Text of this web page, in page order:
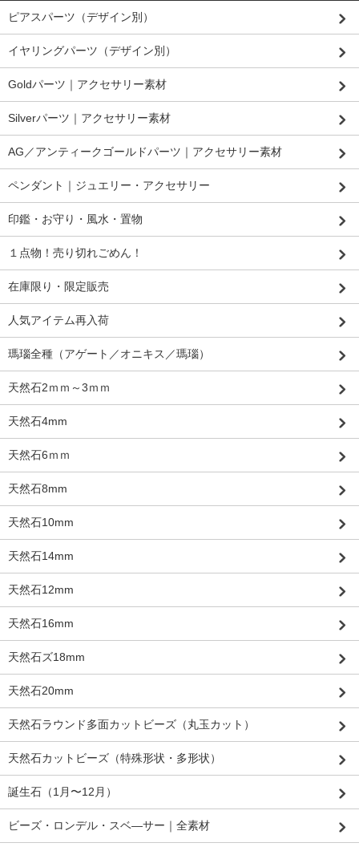
ピアスパーツ（デザイン別）
イヤリングパーツ（デザイン別）
Goldパーツ｜アクセサリー素材
Silverパーツ｜アクセサリー素材
AG／アンティークゴールドパーツ｜アクセサリー素材
ペンダント｜ジュエリー・アクセサリー
印鑑・お守り・風水・置物
１点物！売り切れごめん！
在庫限り・限定販売
人気アイテム再入荷
瑪瑙全種（アゲート／オニキス／瑪瑙）
天然石2ｍｍ～3ｍｍ
天然石4mm
天然石6ｍｍ
天然石8mm
天然石10mm
天然石14mm
天然石12mm
天然石16mm
天然石ズ18mm
天然石20mm
天然石ラウンド多面カットビーズ（丸玉カット）
天然石カットビーズ（特殊形状・多形状）
誕生石（1月〜12月）
ビーズ・ロンデル・スベ―サー｜全素材